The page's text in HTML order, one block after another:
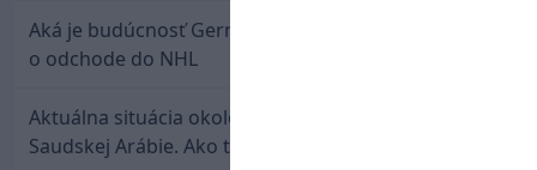
Aká je budúcnosť Gernáta a Pánika? Rusi špekulujú
o odchode do NHL
Aktuálna situácia okolo prestupu Haraslína do
Saudskej Arábie. Ako to je?